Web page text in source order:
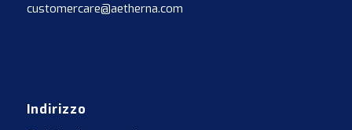
customercare@aetherna.com
Indirizzo